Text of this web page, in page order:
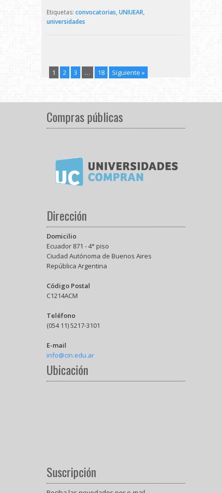
Etiquetas: convocatorias, UNIUEAR,
universidades
1 2 3 … 18 Siguiente »
Compras públicas
Dirección
Domicilio
Ecuador 871 - 4° piso
Ciudad Autónoma de Buenos Aires
República Argentina
Código Postal
C1214ACM
Teléfono
(054 11) 5217-3101
E-mail
info@cin.edu.ar
Ubicación
Suscripción